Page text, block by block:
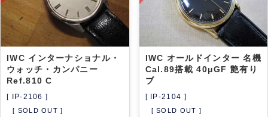
IWC インターナショナル・
ウォッチ・カンパニー
Ref.810 C
[ IP-2106 ]
[ SOLD OUT ]
IWC オールドインター 名機
Cal.89搭載 40μGF 艶有り
ブ
[ IP-2104 ]
[ SOLD OUT ]